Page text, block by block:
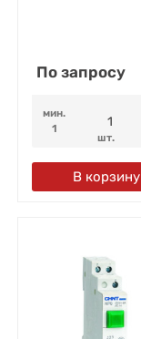
По запросу
мин.
1
шт.
В корзину